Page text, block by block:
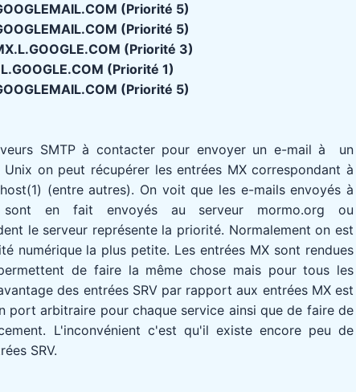
(Priorité 5)
(Priorité 5)
(Priorité 3)
(Priorité 1)
(Priorité 5)
SMTP à contacter pour envoyer un e-mail à un
on peut récupérer les entrées MX correspondant à
(entre autres). On voit que les e-mails envoyés à
sont en fait envoyés au serveur mormo.org ou
le serveur représente la priorité. Normalement on est
numérique la plus petite. Les entrées MX sont rendues
de faire la même chose mais pour tous les
des entrées SRV par rapport aux entrées MX est
port arbitraire pour chaque service ainsi que de faire de
L'inconvénient c'est qu'il existe encore peu de
SRV.